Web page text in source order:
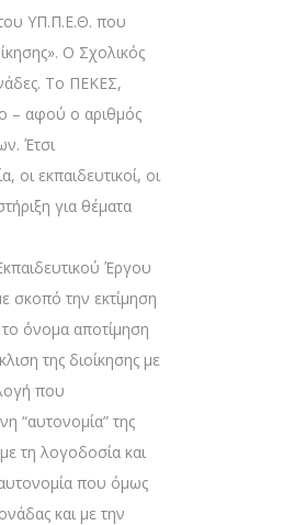
του ΥΠ.Π.Ε.Θ. που
Ο Σχολικός
Το ΠΕΚΕΣ,
– αφού ο αριθμός
Έτσι
οι εκπαιδευτικοί, οι
για θέματα
Έργου
σκοπό την εκτίμηση
όνομα αποτίμηση
της διοίκησης με
που
“αυτονομία” της
τη λογοδοσία και
που όμως
και με την